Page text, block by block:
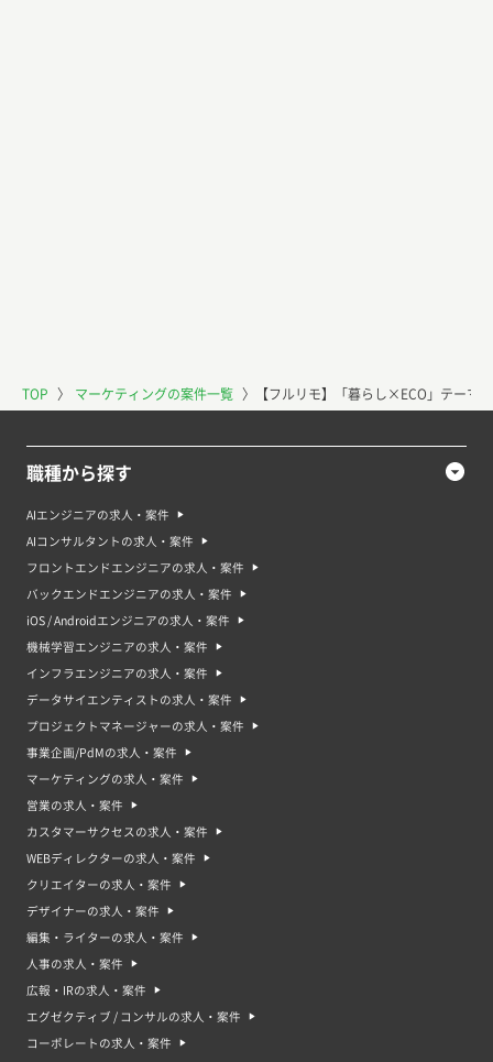
TOP 〉 マーケティングの案件一覧 〉 【フルリモ】「暮らし×ECO」テーマ
職種から探す
AIエンジニアの求人・案件
AIコンサルタントの求人・案件
フロントエンドエンジニアの求人・案件
バックエンドエンジニアの求人・案件
iOS / Androidエンジニアの求人・案件
機械学習エンジニアの求人・案件
インフラエンジニアの求人・案件
データサイエンティストの求人・案件
プロジェクトマネージャーの求人・案件
事業企画/PdMの求人・案件
マーケティングの求人・案件
営業の求人・案件
カスタマーサクセスの求人・案件
WEBディレクターの求人・案件
クリエイターの求人・案件
デザイナーの求人・案件
編集・ライターの求人・案件
人事の求人・案件
広報・IRの求人・案件
エグゼクティブ / コンサルの求人・案件
コーポレートの求人・案件